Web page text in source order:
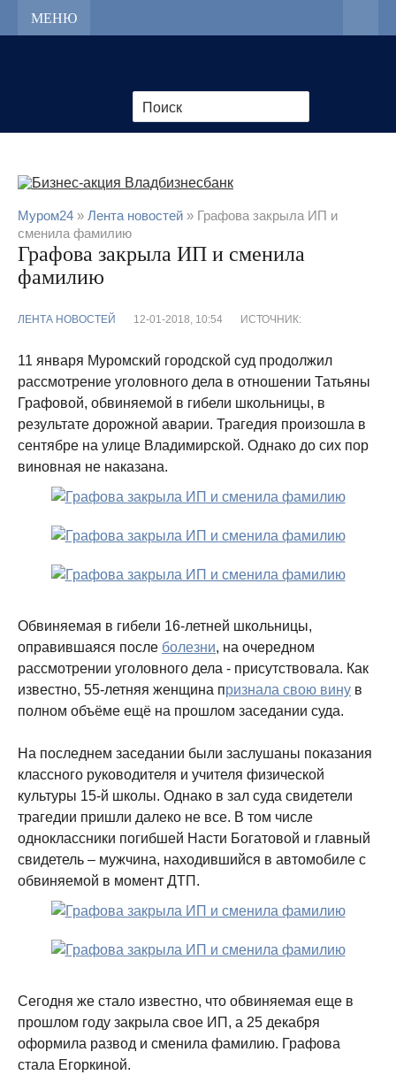
МЕНЮ
Муром24 » Лента новостей » Графова закрыла ИП и
сменила фамилию
Графова закрыла ИП и сменила
фамилию
ЛЕНТА НОВОСТЕЙ 12-01-2018, 10:54 ИСТОЧНИК:
11 января Муромский городской суд продолжил
рассмотрение уголовного дела в отношении Татьяны
Графовой, обвиняемой в гибели школьницы, в
результате дорожной аварии. Трагедия произошла в
сентябре на улице Владимирской. Однако до сих пор
виновная не наказана.
Обвиняемая в гибели 16-летней школьницы,
оправившаяся после болезни, на очередном
рассмотрении уголовного дела - присутствовала. Как
известно, 55-летняя женщина признала свою вину в
полном объёме ещё на прошлом заседании суда.
На последнем заседании были заслушаны показания
классного руководителя и учителя физической
культуры 15-й школы. Однако в зал суда свидетели
трагедии пришли далеко не все. В том числе
одноклассники погибшей Насти Богатовой и главный
свидетель – мужчина, находившийся в автомобиле с
обвиняемой в момент ДТП.
Сегодня же стало известно, что обвиняемая еще в
прошлом году закрыла свое ИП, а 25 декабря
оформила развод и сменила фамилию. Графова
стала Егоркиной.